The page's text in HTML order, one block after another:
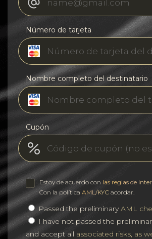
Número de tarjeta
Nombre completo del destinatario
Cupón
Estoy de acuerdo con las reglas de
Con la política AML/KYC acordar.
Passed the preliminaryAML
I have not passed the
and accept all associated risks, as